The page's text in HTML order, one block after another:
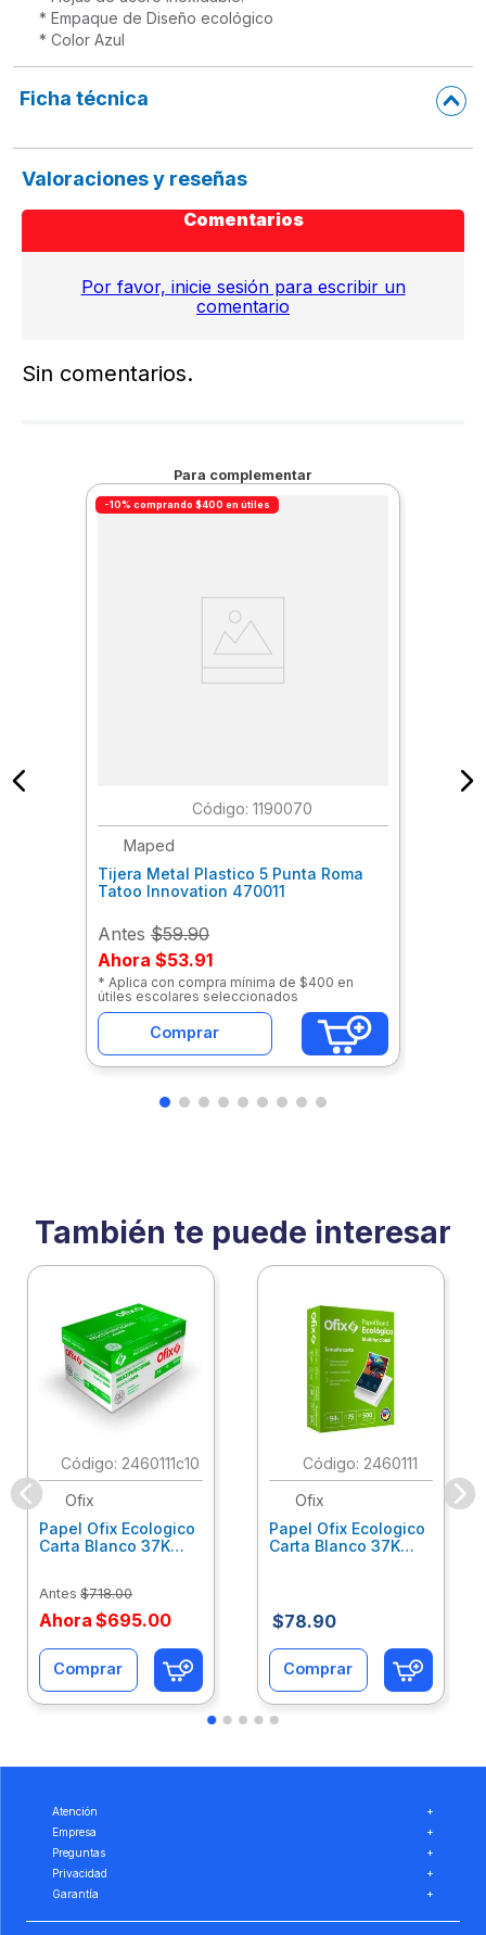
* Empaque de Diseño ecológico
* Color Azul
Ficha técnica
Valoraciones y reseñas
Comentarios
Por favor, inicie sesión para escribir un
comentario
Sin comentarios.
Para complementar
-10% comprando $400 en útiles
: 1190070
Maped
Tijera Metal Plastico 5 Punta Roma
Tatoo Innovation 470011
Antes $59.90
Ahora $53.91
* Aplica con compra mínima de $400 en
útiles escolares seleccionados
Comprar
También te puede interesar
: 2460111c10
Ofix
Papel Ofix Ecologico
Carta Blanco 37K
Antes $718.00
Ahora $695.00
Comprar
: 2460111
Ofix
Papel Ofix Ecologico
Carta Blanco 37K
$78.90
Comprar
Atención
+
Empresa
+
Preguntas
+
Privacidad
+
Garantía
+